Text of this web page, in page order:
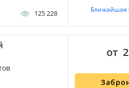
125 228 Ближайшая
от